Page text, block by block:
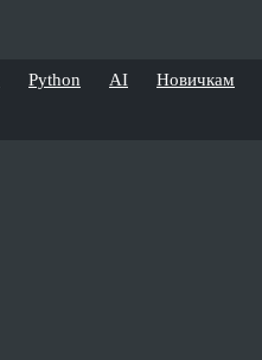
Python AI Новичкам